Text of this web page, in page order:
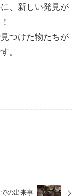
、新しい発見が
つけた物たちが
。
の出来事